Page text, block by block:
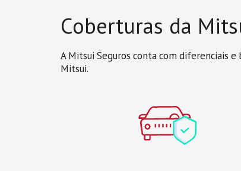
Coberturas da
A Mitsui Seguros conta com diferenciais
Mitsui.